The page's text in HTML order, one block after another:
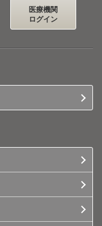
医療機関
ログイン